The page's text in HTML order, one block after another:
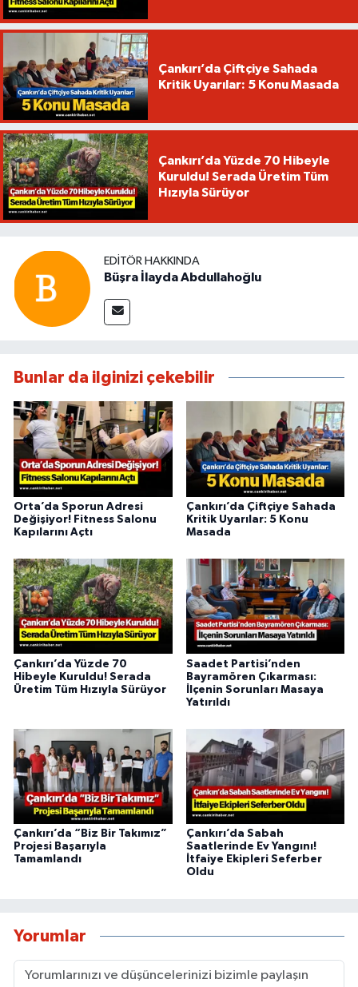
Çankırı’da Çiftçiye Sahada
Kritik Uyarılar: 5 Konu Masada
Çankırı’da Yüzde 70 Hibeyle
Kuruldu! Serada Üretim Tüm
Hızıyla Sürüyor
EDITÖR HAKKINDA
Büşra İlayda Abdullahoğlu
Bunlar da ilginizi çekebilir
Orta’da Sporun Adresi
Değişiyor! Fitness Salonu
Kapılarını Açtı
Çankırı’da Çiftçiye Sahada
Kritik Uyarılar: 5 Konu
Masada
Çankırı’da Yüzde 70
Hibeyle Kuruldu! Serada
Üretim Tüm Hızıyla Sürüyor
Saadet Partisi’nden
Bayramören Çıkarması:
İlçenin Sorunları Masaya
Yatırıldı
Çankırı’da “Biz Bir Takımız”
Projesi Başarıyla
Tamamlandı
Çankırı’da Sabah
Saatlerinde Ev Yangını!
İtfaiye Ekipleri Seferber
Oldu
Yorumlar